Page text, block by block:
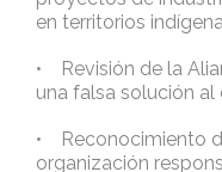
en territorios
• Revisión de la
una falsa solución
• Reconocimiento
organización